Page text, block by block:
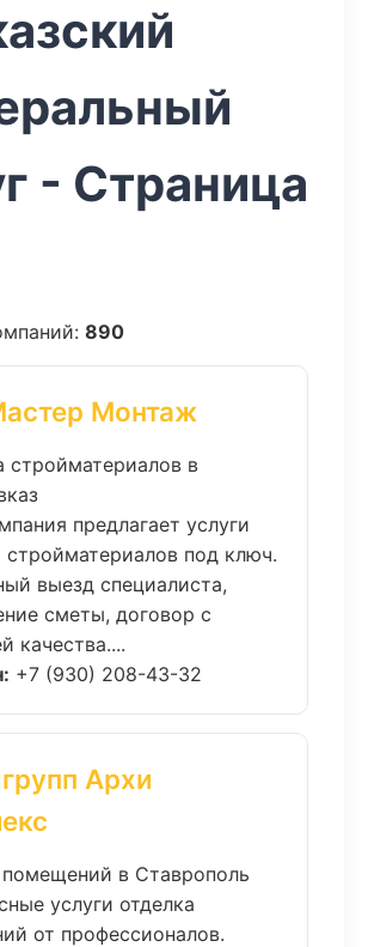
- Страница
890
Монтаж
стройматериалов в
предлагает услуги
под ключ.
выезд специалиста,
сметы, договор с
качества....
+7 (930) 208-43-32
Архи
в Ставрополь
услуги отделка
от профессионалов.